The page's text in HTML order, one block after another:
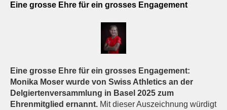
Eine grosse Ehre für ein grosses Engagement
Eine grosse Ehre für ein grosses Engagement:
Monika Moser wurde von Swiss Athletics an der
Delgiertenversammlung in Basel 2025 zum
Ehrenmitglied ernannt. Mit dieser Auszeichnung würdigt